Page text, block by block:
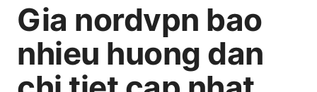
Gia nordvpn bao
nhieu huong dan